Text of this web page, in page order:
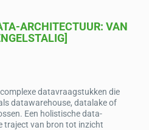
ARCHITECTUUR: VAN
datavraagstukken die
datawarehouse, datalake of
Een holistische data-
traject van bron tot inzicht